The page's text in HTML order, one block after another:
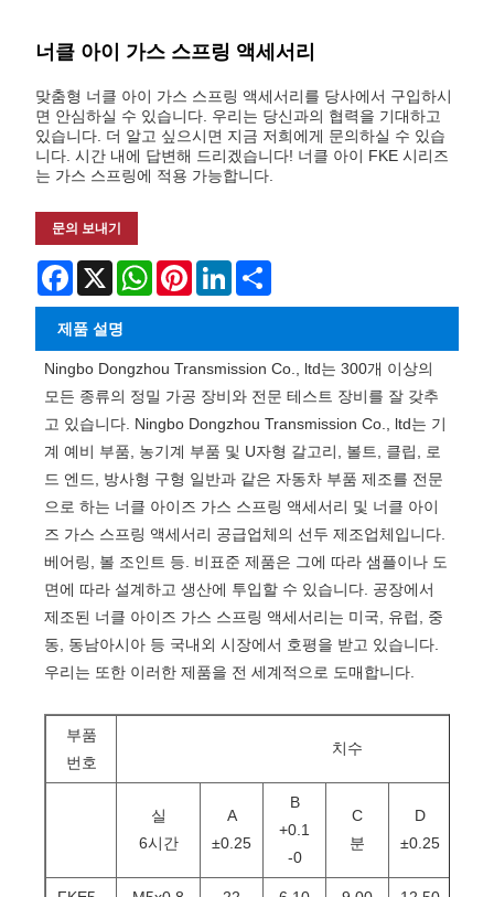
너클 아이 가스 스프링 액세서리
맞춤형 너클 아이 가스 스프링 액세서리를 당사에서 구입하시
면 안심하실 수 있습니다. 우리는 당신과의 협력을 기대하고
있습니다. 더 알고 싶으시면 지금 저희에게 문의하실 수 있습
니다. 시간 내에 답변해 드리겠습니다! 너클 아이 FKE 시리즈
는 가스 스프링에 적용 가능합니다.
문의 보내기
Facebook
X WhatsAppPinterestLinkedIn
제품 설명
Ningbo Dongzhou Transmission Co., ltd는 300개 이상의
모든 종류의 정밀 가공 장비와 전문 테스트 장비를 잘 갖추
고 있습니다. Ningbo Dongzhou Transmission Co., ltd는 기
계 예비 부품, 농기계 부품 및 U자형 갈고리, 볼트, 클립, 로
드 엔드, 방사형 구형 일반과 같은 자동차 부품 제조를 전문
으로 하는 너클 아이즈 가스 스프링 액세서리 및 너클 아이
즈 가스 스프링 액세서리 공급업체의 선두 제조업체입니다.
베어링, 볼 조인트 등. 비표준 제품은 그에 따라 샘플이나 도
면에 따라 설계하고 생산에 투입할 수 있습니다. 공장에서
제조된 너클 아이즈 가스 스프링 액세서리는 미국, 유럽, 중
동, 동남아시아 등 국내외 시장에서 호평을 받고 있습니다.
우리는 또한 이러한 제품을 전 세계적으로 도매합니다.
부품
번호
치수
실
6시간
A
±0.25
B
+0.1
-0
C
분
D
±0.25